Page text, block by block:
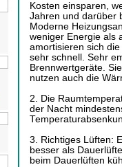
Kosten einsparen,
Jahren und darüber
Moderne
weniger Energie als
amortisieren sich
sehr schnell. Sehr
Brennwertgeräte.
nutzen auch die
2. Die
der Nacht
3. Richtiges Lüften:
besser als
beim Dauerlüften